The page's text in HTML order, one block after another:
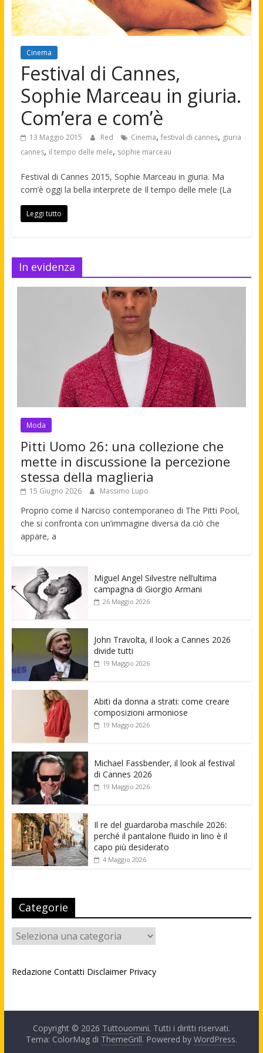
Cinema
Festival di Cannes,
Sophie Marceau in giuria.
Com’era e com’è
13 Maggio 2015 Red Cinema, festival di cannes, giuria
cannes, il tempo delle mele, sophie marceau
Festival di Cannes 2015, Sophie Marceau in giuria. Ma
com’è oggi la bella interprete de Il tempo delle mele (La
Leggi tutto
In evidenza
Moda
Pitti Uomo 26: una collezione che
mette in discussione la percezione
stessa della maglieria
15 Giugno 2026 Massimo Lupo
Proprio come il Narciso contemporaneo di The Pitti Pool,
che si confronta con un’immagine diversa da ciò che
appare, a
Miguel Angel Silvestre nell’ultima
campagna di Giorgio Armani
26 Maggio 2026
John Travolta, il look a Cannes 2026
divide tutti
19 Maggio 2026
Abiti da donna a strati: come creare
composizioni armoniose
19 Maggio 2026
Michael Fassbender, il look al festival
di Cannes 2026
19 Maggio 2026
Il re del guardaroba maschile 2026:
perché il pantalone fluido in lino è il
capo più desiderato
4 Maggio 2026
Categorie
Categorie
Redazione Contatti Disclaimer Privacy
Copyright © 2026 Tuttouomini. Tutti i diritti riservati.
Tema: ColorMag di ThemeGrill. Powered by WordPress.